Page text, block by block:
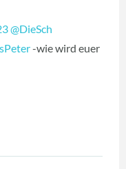
@DieSch
-wie wird euer